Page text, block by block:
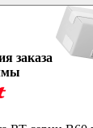
заказа